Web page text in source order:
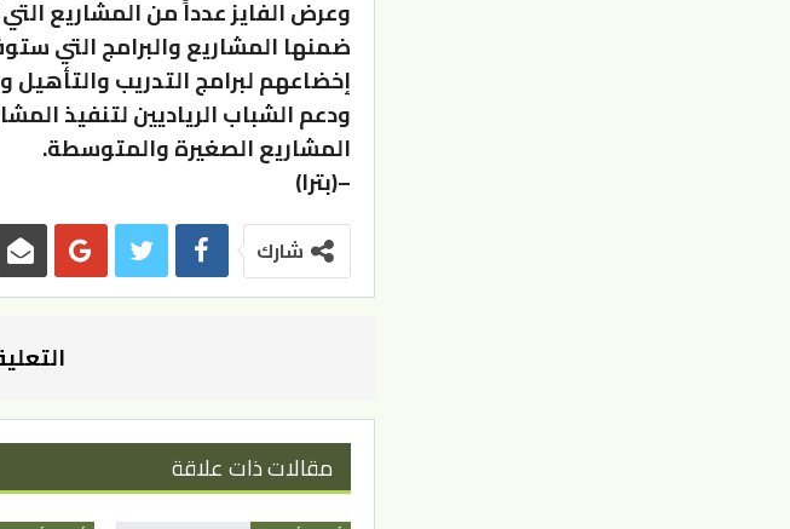
ضمنها المشاريع والبرامج التي
إخضاعهم لبرامج التدريب
ودعم الشباب الرياديين لتنفيذ
المشاريع الصغيرة والمتوسطة.
–(بترا)
شارك
مقالات ذات علاقة